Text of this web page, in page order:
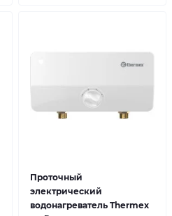
Проточный
электрический
водонагреватель Thermex